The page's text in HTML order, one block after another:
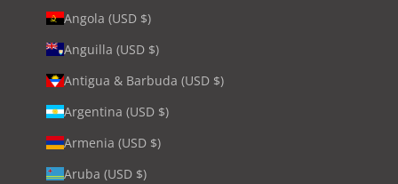
Angola (USD $)
Anguilla (USD $)
Antigua & Barbuda (USD $)
Argentina (USD $)
Armenia (USD $)
Aruba (USD $)